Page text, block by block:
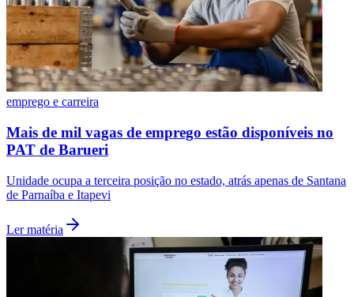
Santos
emprego e carreira
Mais de mil vagas de emprego estão disponíveis no
PAT de Barueri
Unidade ocupa a terceira posição no estado, atrás apenas de Santana
de Parnaíba e Itapevi
Ler matéria